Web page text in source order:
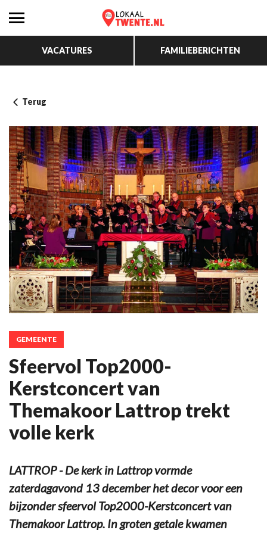
VACATURES FAMILIEBERICHTEN
Terug
GEMEENTE
Sfeervol Top2000-
Kerstconcert van
Themakoor Lattrop trekt
volle kerk
LATTROP - De kerk in Lattrop vormde
zaterdagavond 13 december het decor voor een
bijzonder sfeervol Top2000-Kerstconcert van
Themakoor Lattrop. In groten getale kwamen